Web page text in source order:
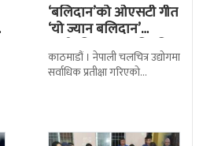
‘बलिदान’को ओएसटी गीत
‘यो ज्यान बलिदान’
सार्वजनिक, मातृभूमिप्रति
पुत्रको भावनात्मक…
काठमाडौं । नेपाली चलचित्र उद्योगमा
सर्वाधिक प्रतीक्षा गरिएको